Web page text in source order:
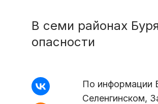
В семи районах
опасности
По информации
Селенгинском,